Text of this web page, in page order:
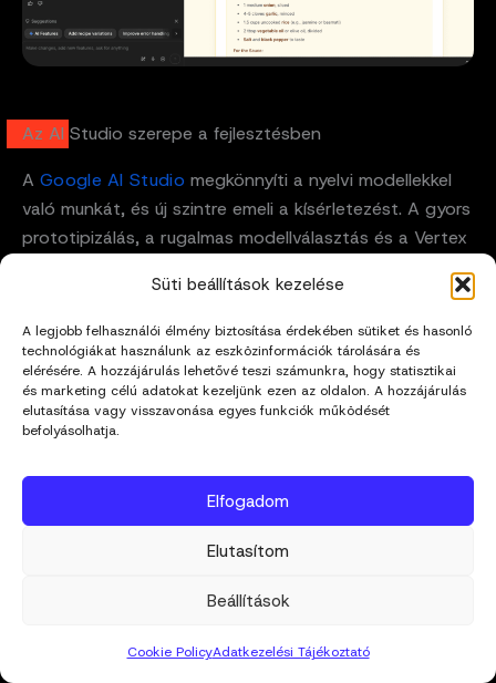
Süti beállítások kezelése
A legjobb felhasználói élmény biztosítása érdekében sütiket és hasonló
technológiákat használunk az eszközinformációk tárolására és
elérésére. A hozzájárulás lehetővé teszi számunkra, hogy statisztikai
és marketing célú adatokat kezeljünk ezen az oldalon. A hozzájárulás
elutasítása vagy visszavonása egyes funkciók működését
befolyásolhatja.
Elfogadom
Elutasítom
Beállítások
Cookie PolicyAdatkezelési Tájékoztató
Az AI Studio szerepe a fejlesztésben
A Google AI Studiomegkönnyíti a nyelvi modellekkel
való munkát, és új szintre emeli a kísérletezést. A gyors
prototipizálás, a rugalmas modellválasztás és a Vertex
AI-integráció lehetővé teszi, hogy a fejlesztők néhány
kattintással valós alkalmazásokat készítsenek.
Üveges Attila a mivagyunk.hu szerkesztőségének
tagja. A MIPRO rovatban szakmai anyagokat,
eszközteszteket ír — mindig saját tapasztalatból,